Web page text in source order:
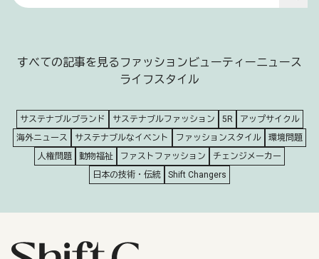
すべての記事を見る ファッションビューティーニュース
ライフスタイル
サステナブルブランド サステナブルファッション 5R
アップサイクル
海外ニュース
サステナブルなイベント ファッションスタイル
環境問題
人権問題
動物福祉 ファストファッション
チェンジメーカー
日本の技術・伝統
Shift Changers